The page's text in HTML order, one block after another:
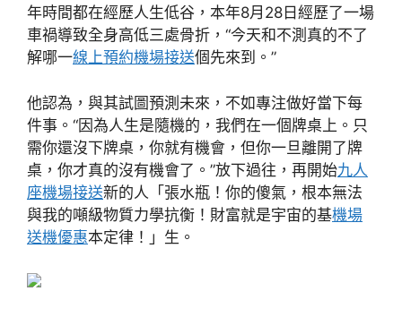
年時間都在經歷人生低谷，本年8月28日經歷了一場
車禍導致全身高低三處骨折，“今天和不測真的不了
解哪一線上預約機場接送個先來到。”
他認為，與其試圖預測未來，不如專注做好當下每
件事。“因為人生是隨機的，我們在一個牌桌上。只
需你還沒下牌桌，你就有機會，但你一旦離開了牌
桌，你才真的沒有機會了。”放下過往，再開始九人
座機場接送新的人「張水瓶！你的傻氣，根本無法
與我的噸級物質力學抗衡！財富就是宇宙的基機場
送機優惠本定律！」生。